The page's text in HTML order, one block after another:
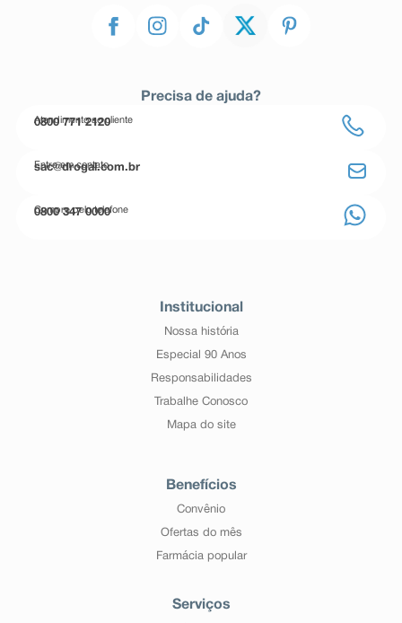
Precisa de ajuda?
Atendimento ao cliente
0800 771 2120
Entre em contato
sac@drogal.com.br
Compre pelo telefone
0800 347 0000
Institucional
Nossa história
Especial 90 Anos
Responsabilidades
Trabalhe Conosco
Mapa do site
Benefícios
Convênio
Ofertas do mês
Farmácia popular
Serviços